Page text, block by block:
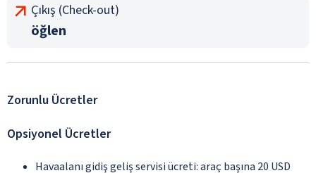
Çıkış (Check-out)
öğlen
Zorunlu Ücretler
Opsiyonel Ücretler
Havaalanı gidiş geliş servisi ücreti: araç başına 20 USD